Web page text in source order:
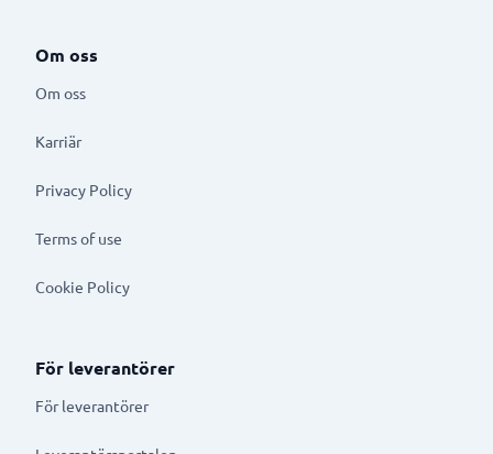
Om oss
Om oss
Karriär
Privacy Policy
Terms of use
Cookie Policy
För leverantörer
För leverantörer